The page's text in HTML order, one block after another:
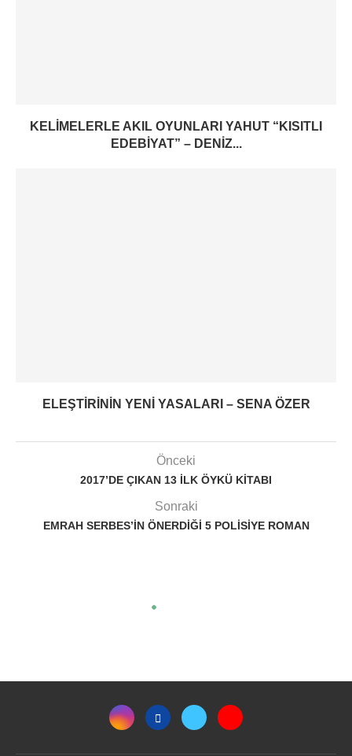
KELIMELERLE AKIL OYUNLARI YAHUT “KISITLI
EDEBIYAT” – DENIZ...
ELEŞTIRININ YENI YASALARI – SENA ÖZER
Önceki
2017’DE ÇIKAN 13 ILK ÖYKÜ KITABI
Sonraki
EMRAH SERBES’IN ÖNERDIĞI 5 POLISIYE ROMAN